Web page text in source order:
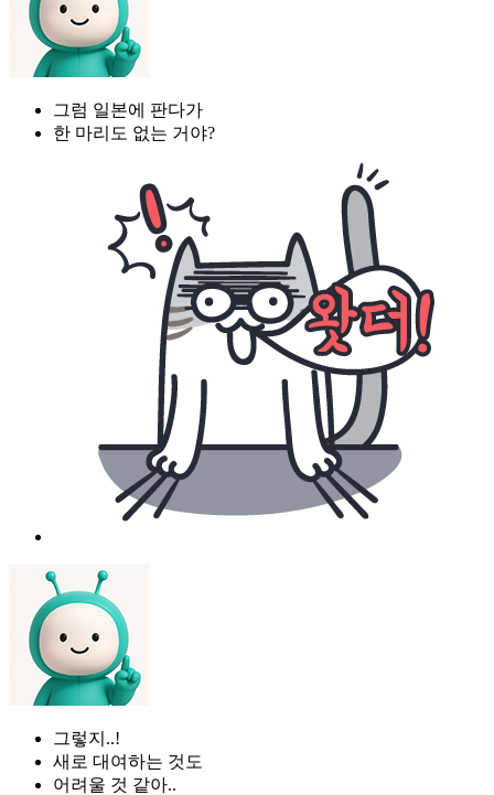
그럼 일본에 판다가
한 마리도 없는 거야?
그렇지..!
새로 대여하는 것도
어려울 것 같아..